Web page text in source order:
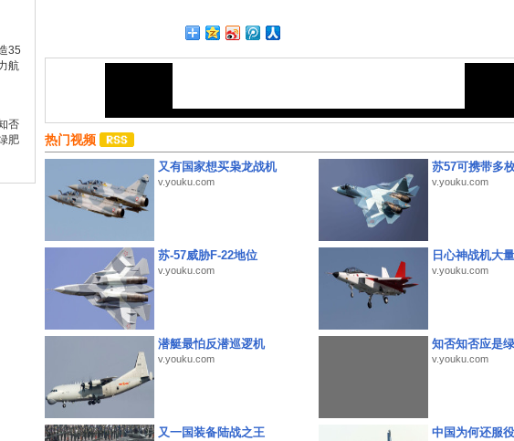
35
航
否
肥
热门视频
又有国家想买枭龙战机
v.youku.com
苏57可携带多
v.youku.com
苏-57威胁F-22地位
v.youku.com
日心神战机大
v.youku.com
潜艇最怕反潜巡逻机
v.youku.com
知否知否应是
v.youku.com
又一国装备陆战之王 中国为何还服